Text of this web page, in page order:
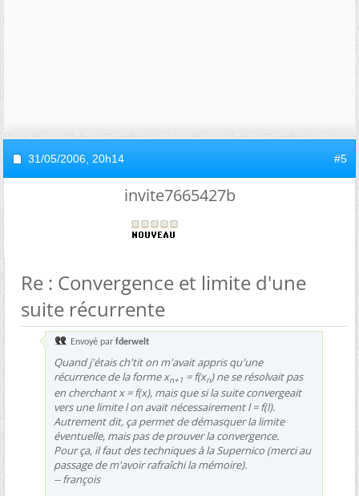
31/05/2006, 20h14 #5
invite7665427b
Re : Convergence et limite d'une
suite récurrente
Envoyé par fderwelt
Quand j'étais ch'tit on m'avait appris qu'une
récurrence de la forme xn+1 = f(xn) ne se résolvait pas
en cherchant x = f(x), mais que si la suite convergeait
vers une limitelon avait nécessairementl= f(l).
Autrement dit, ça permet de démasquer la limite
éventuelle, mais pas de prouver la convergence.
Pour ça, il faut des techniques à la Supernico (merci au
passage de m'avoir rafraîchi la mémoire).
-- françois